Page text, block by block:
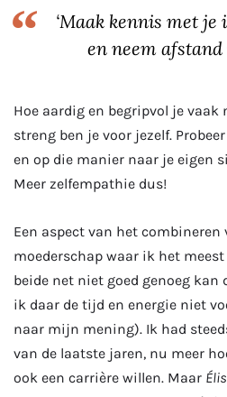
‘Maak kennis met
en neem afstand
Hoe aardig en begripvol je vaak
streng ben je voor jezelf.
en op die manier naar je eigen
Meer zelfempathie dus!
Een aspect van het combineren
moederschap waar ik het
beide net niet goed genoeg kan
ik daar de tijd en energie niet
naar mijn mening). Ik had
van de laatste jaren, nu meer
ook een carrière willen. Maar